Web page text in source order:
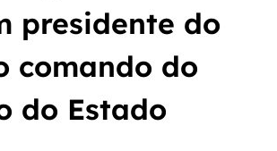
presidente do
comando do
do Estado